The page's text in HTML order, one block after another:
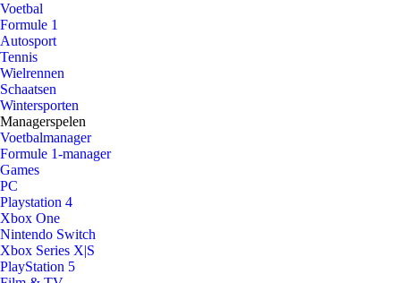
Voetbal
Formule 1
Autosport
Tennis
Wielrennen
Schaatsen
Wintersporten
Managerspelen
Voetbalmanager
Formule 1-manager
Games
PC
Playstation 4
Xbox One
Nintendo Switch
Xbox Series X|S
PlayStation 5